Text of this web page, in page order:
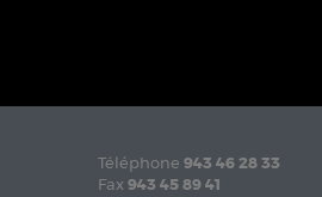
Téléphone 943 46 28 33
Fax 943 45 89 41